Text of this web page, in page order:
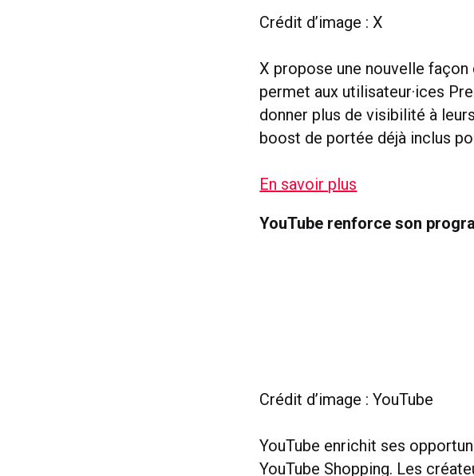
Crédit d’image : X
X propose une nouvelle façon
permet aux utilisateur·ices
donner plus de visibilité à
boost de portée déjà inclus
En savoir plus
YouTube renforce son
Crédit d’image : YouTube
YouTube enrichit ses
YouTube Shopping. Les